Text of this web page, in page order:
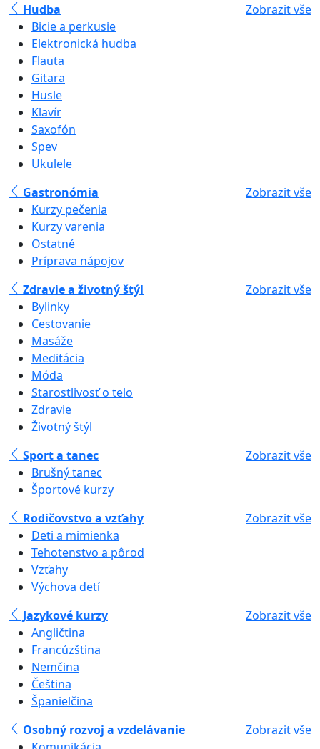
Hudba
Zobrazit vše
Bicie a perkusie
Elektronická hudba
Flauta
Gitara
Husle
Klavír
Saxofón
Spev
Ukulele
Gastronómia
Zobrazit vše
Kurzy pečenia
Kurzy varenia
Ostatné
Príprava nápojov
Zdravie a životný štýl
Zobrazit vše
Bylinky
Cestovanie
Masáže
Meditácia
Móda
Starostlivosť o telo
Zdravie
Životný štýl
Sport a tanec
Zobrazit vše
Brušný tanec
Športové kurzy
Rodičovstvo a vzťahy
Zobrazit vše
Deti a mimienka
Tehotenstvo a pôrod
Vzťahy
Výchova detí
Jazykové kurzy
Zobrazit vše
Angličtina
Francúzština
Nemčina
Čeština
Španielčina
Osobný rozvoj a vzdelávanie
Zobrazit vše